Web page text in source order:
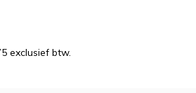
exclusief btw.